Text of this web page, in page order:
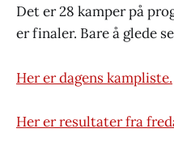
Det er 28 kamper på
er finaler. Bare å glede
Her er dagens kampliste.
Her er resultater fra